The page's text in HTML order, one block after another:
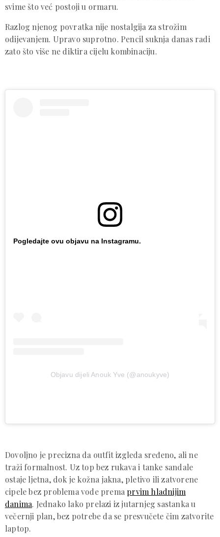
svime što već postoji u ormaru.
Razlog njenog povratka nije nostalgija za strožim
odijevanjem. Upravo suprotno. Pencil suknja danas radi
zato što više ne diktira cijelu kombinaciju.
Pogledajte ovu objavu na Instagramu.
Objavu dijeli Anouk Yve (@anoukyve)
Dovoljno je precizna da outfit izgleda sređeno, ali ne
traži formalnost. Uz top bez rukava i tanke sandale
ostaje ljetna, dok je kožna jakna, pletivo ili zatvorene
cipele bez problema vode prema prvim hladnijim
danima. Jednako lako prelazi iz jutarnjeg sastanka u
večernji plan, bez potrebe da se presvučete čim zatvorite
laptop.